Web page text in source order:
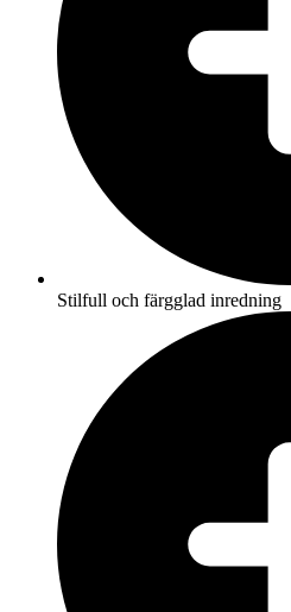
Stilfull och färgglad inredning